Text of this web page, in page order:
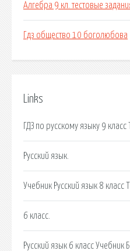
Алгебра 9 кл. тестовые
Гдз общество 10 боголюбова
Links
ГДЗ по русскому языку 9
Русский язык.
Учебник Русский язык 8 класс
6 класс.
Русский язык 6 класс Учебник